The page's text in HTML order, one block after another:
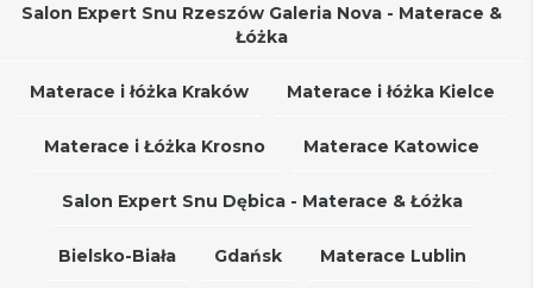
Salon Expert Snu Rzeszów Galeria Nova - Materace &
Łóżka
Materace i łóżka Kraków Materace i łóżka Kielce
Materace i Łóżka Krosno Materace Katowice
Salon Expert Snu Dębica - Materace & Łóżka
Bielsko-Biała Gdańsk Materace Lublin